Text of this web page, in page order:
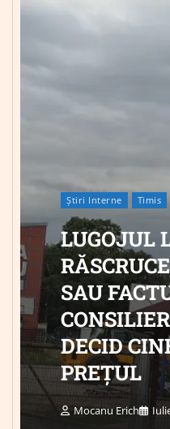
Știri Interne Timis
LUGOJUL
SAU
DECID
PREȚUL
Mocanu Erich